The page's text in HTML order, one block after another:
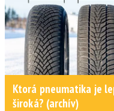
Ktorá pneumatika je
široká? (archív)